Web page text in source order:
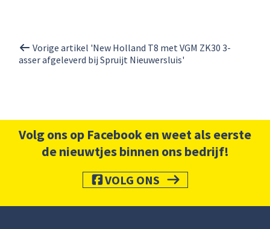
Vorige artikel 'New Holland T8 met VGM ZK30 3-
asser afgeleverd bij Spruijt Nieuwersluis'
Volg ons op Facebook en weet als eerste
de nieuwtjes binnen ons bedrijf!
VOLG ONS